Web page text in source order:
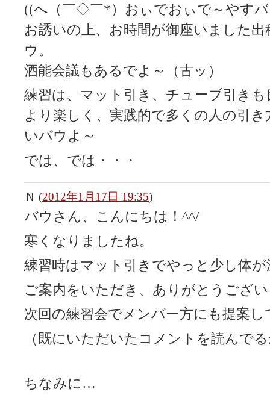
((へ（￣◇￣*）おぃでおぃで～やす
お誘いの上、お時間が御座いました
ウ。
酒能会議もあるでよ～（古ッ）
練習は、マット引き、チューブ引き
より楽しく、実践的で多くの人の引
いバウよ～
では、では・・・
Ｎ (2012年1月17日 19:35)
バウさん、こんにちは！^^/
寒くなりましたね。
練習時はマット引きでやっと少し体
ご案内をいただき、ありがとうござ
次回の練習会でメンバー方にも提案し
（既にいただいたコメントを読んで
ちなみに…